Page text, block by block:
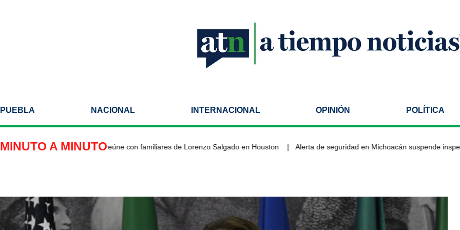
PUEBLA NACIONAL INTERNACIONAL OPINIÓN POLÍTICA
MINUTO A MINUTO
de México en EU se reúne con familiares de Lorenzo Salgado en Houston Alerta de seguridad en Michoacán suspende